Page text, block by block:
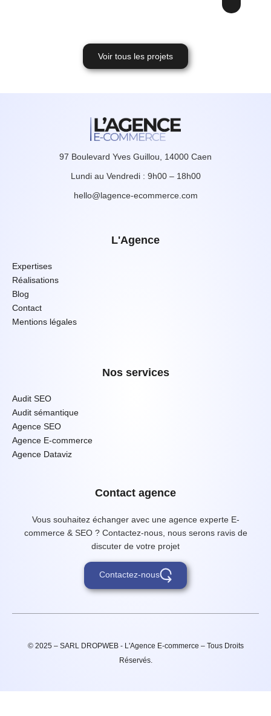
Voir tous les projets
97 Boulevard Yves Guillou, 14000 Caen
Lundi au Vendredi : 9h00 – 18h00
hello@lagence-ecommerce.com
L'Agence
Expertises
Réalisations
Blog
Contact
Mentions légales
Nos services
Audit SEO
Audit sémantique
Agence SEO
Agence E-commerce
Agence Dataviz
Contact agence
Vous souhaitez échanger avec une agence experte E-
commerce & SEO ? Contactez-nous, nous serons ravis de
discuter de votre projet
Contactez-nous
© 2025 – SARL DROPWEB - L'Agence E-commerce – Tous Droits
Réservés.